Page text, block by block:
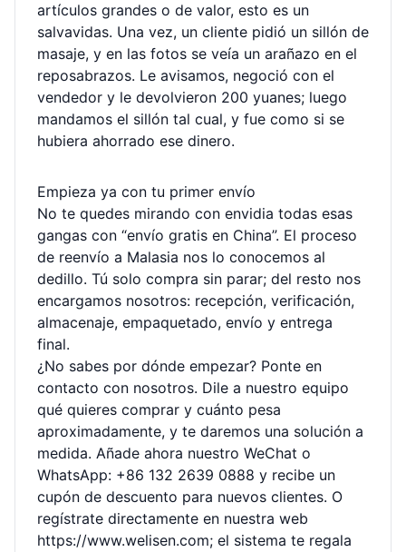
artículos grandes o de valor, esto es un
salvavidas. Una vez, un cliente pidió un sillón de
masaje, y en las fotos se veía un arañazo en el
reposabrazos. Le avisamos, negoció con el
vendedor y le devolvieron 200 yuanes; luego
mandamos el sillón tal cual, y fue como si se
hubiera ahorrado ese dinero.
Empieza ya con tu primer envío
No te quedes mirando con envidia todas esas
gangas con “envío gratis en China”. El proceso
de reenvío a Malasia nos lo conocemos al
dedillo. Tú solo compra sin parar; del resto nos
encargamos nosotros: recepción, verificación,
almacenaje, empaquetado, envío y entrega
final.
¿No sabes por dónde empezar? Ponte en
contacto con nosotros. Dile a nuestro equipo
qué quieres comprar y cuánto pesa
aproximadamente, y te daremos una solución a
medida. Añade ahora nuestro WeChat o
WhatsApp: +86 132 2639 0888 y recibe un
cupón de descuento para nuevos clientes. O
regístrate directamente en nuestra web
https://www.welisen.com; el sistema te regala